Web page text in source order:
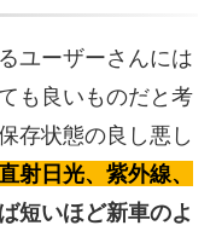
ユーザーさんには
も良いものだと考
存状態の良し悪し
射日光、紫外線、
短いほど新車のよ